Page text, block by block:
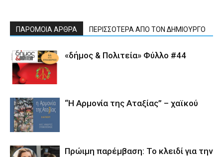
ΠΑΡΟΜΟΙΑ ΑΡΘΡΑ ΠΕΡΙΣΣΟΤΕΡΑ ΑΠΟ ΤΟΝ ΔΗΜΙΟΥΡΓΟ
«δήμος & Πολιτεία» Φύλλο #44
“Η Αρμονία της Αταξίας” – χαϊκού
Πρώιμη παρέμβαση: Το κλειδί για την